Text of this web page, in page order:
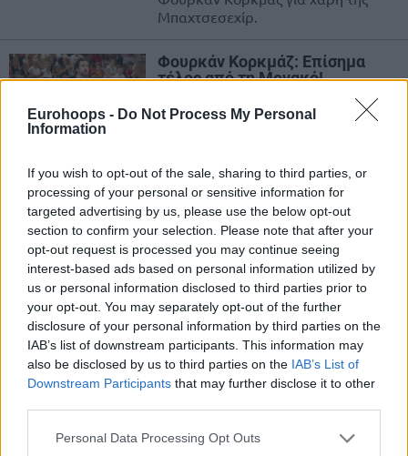
Eurohoops - Do Not Process My Personal
Information
If you wish to opt-out of the sale, sharing to third parties, or
processing of your personal or sensitive information for
targeted advertising by us, please use the below opt-out
section to confirm your selection. Please note that after your
opt-out request is processed you may continue seeing
interest-based ads based on personal information utilized by
us or personal information disclosed to third parties prior to
your opt-out. You may separately opt-out of the further
disclosure of your personal information by third parties on the
IAB’s list of downstream participants. This information may
also be disclosed by us to third parties on the IAB’s List of
Downstream Participants that may further disclose it to other
Please note that this website/app uses one or more Google
Personal Data Processing Opt Outs
Μπαχτσεσεχίρ.
Φουρκάν Κορκμάζ: Επίσημα
τέλος από τη Μονακό!
26/DEC/24 13:42
αναζητήσει αλλού την τύχη του στην
Ευρωλίγκα ή άλλη...
Κορκμάζ: Ξανά τραυματίας,
χάνει Παναθηναϊκό και
Ολυμπιακό
20/NOV/24 20:16
Ο Φουρκάν Κορκμάζ λαβώθηκε εκ νέου και θα
απουσιάσει από τα απανωτά ματς απέναντι σε
Παναθηναϊκό και Ολυμπιακό.
Γαλλία: Eπιστροφή Κορκμάζ για
Παρί, έχασε η Βιλερμπάν